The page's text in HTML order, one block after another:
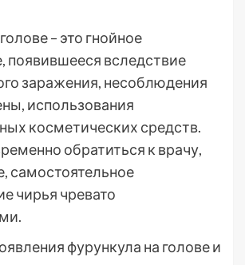
– это гнойное
появившееся вследствие
заражения, несоблюдения
использования
косметических средств.
обратиться к врачу,
самостоятельное
чирья чревато